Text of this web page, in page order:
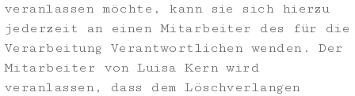
veranlassen möchte, kann sie sich hierzu
jederzeit an einen Mitarbeiter des für die
Verarbeitung Verantwortlichen wenden. Der
Mitarbeiter von Luisa Kern wird
veranlassen, dass dem Löschverlangen